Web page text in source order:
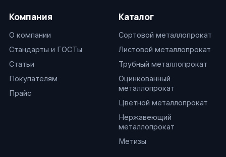
Компания
О компании
Стандарты и ГОСТы
Статьи
Покупателям
Прайс
Каталог
Сортовой металлопрокат
Листовой металлопрокат
Трубный металлопрокат
Оцинкованный
металлопрокат
Цветной металлопрокат
Нержавеющий
металлопрокат
Метизы